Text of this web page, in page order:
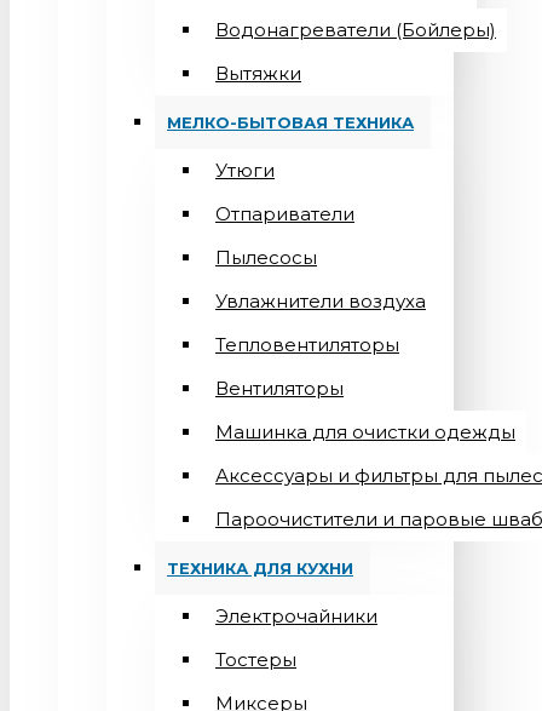
Водонагреватели (Бойлеры)
Вытяжки
МЕЛКО-БЫТОВАЯ ТЕХНИКА
Утюги
Отпариватели
Пылесосы
Увлажнители воздуха
Тепловентиляторы
Вентиляторы
Машинка для очистки одежды
Аксессуары и фильтры для
Пароочистители и паровые
ТЕХНИКА ДЛЯ КУХНИ
Электрочайники
Тостеры
Миксеры